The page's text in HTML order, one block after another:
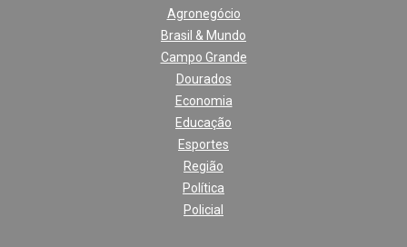
Agronegócio
Brasil & Mundo
Campo Grande
Dourados
Economia
Educação
Esportes
Região
Política
Policial